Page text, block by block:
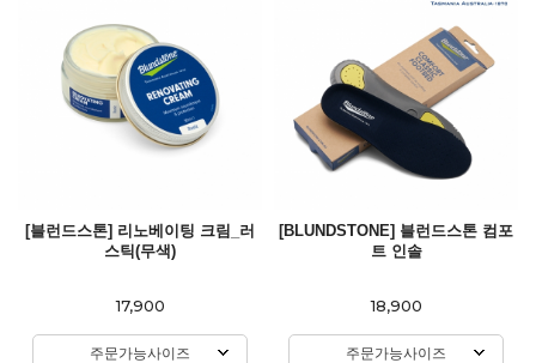
[블런드스톤] 리노베이팅 크림_러
스틱(무색)
17,900
주문가능사이즈
[BLUNDSTONE] 블런드스톤 컴포
트 인솔
18,900
주문가능사이즈